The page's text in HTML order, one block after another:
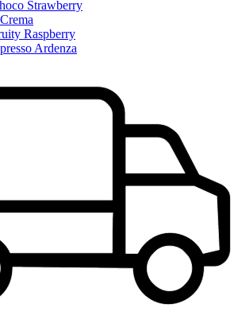
Strawberry
Raspberry
Ardenza